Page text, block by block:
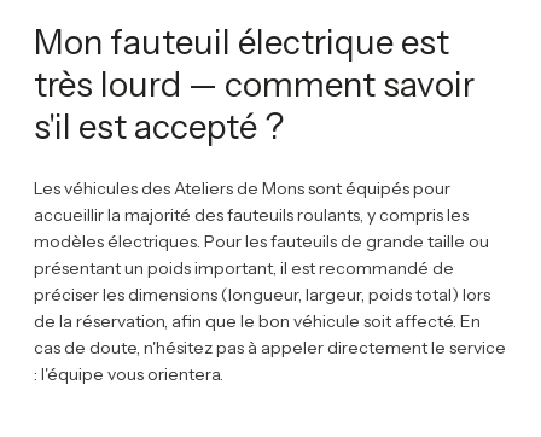
Mon fauteuil électrique est
très lourd — comment savoir
s'il est accepté ?
Les véhicules des Ateliers de Mons sont équipés pour
accueillir la majorité des fauteuils roulants, y compris les
modèles électriques. Pour les fauteuils de grande taille ou
présentant un poids important, il est recommandé de
préciser les dimensions (longueur, largeur, poids total) lors
de la réservation, afin que le bon véhicule soit affecté. En
cas de doute, n'hésitez pas à appeler directement le service
: l'équipe vous orientera.